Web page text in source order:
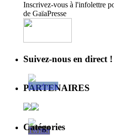
Inscrivez-vous à l'infolettre
de GaïaPresse
Suivez-nous en direct !
PARTENAIRES
Catégories